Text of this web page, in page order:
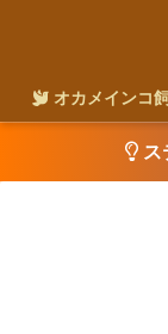
オカメインコ
ス